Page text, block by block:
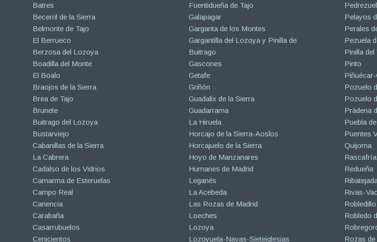
Batres
Becerril de la Sierra
Belmonte de Tajo
El Berrueco
Berzosa del Lozoya
Boadilla del Monte
El Boalo
Braojos de la Sierra
Brea de Tajo
Brunete
Buitrago del Lozoya
Bustarviejo
Cabanillas de la Sierra
La Cabrera
Cadalso de los Vidrios
Camarma de Esteruelas
Campo Real
Canencia
Carabaña
Casarrubuelos
Cenicientos
Fuentidueña de Tajo
Galapagar
Garganta de los Montes
Gargantilla del Lozoya y Pinilla de
Buitrago
Gascones
Getafe
Griñón
Guadalix de la Sierra
Guadarrama
La Hiruela
Horcajo de la Sierra-Aoslos
Horcajuelo de la Sierra
Hoyo de Manzanares
Humanes de Madrid
Leganés
La Acebeda
Las Rozas de Madrid
Loeches
Lozoya
Lozoyuela-Navas-Sieteiglesias
Pelayos
Perales
Pezuela
Pinilla del
Pinto
Pozuelo
Pozuelo
Prádena
Puebla
Puentes
Quijorna
Rascafría
Redueña
Rivas-
Robledo
Rozas